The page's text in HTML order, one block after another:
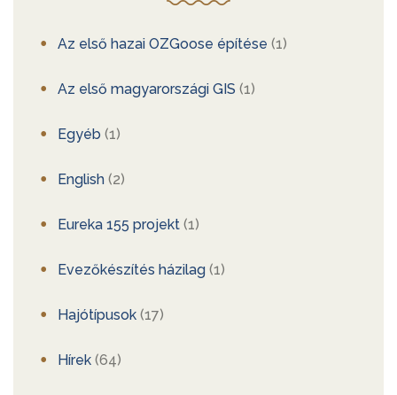
Az első hazai OZGoose építése (1)
Az első magyarországi GIS (1)
Egyéb (1)
English (2)
Eureka 155 projekt (1)
Evezőkészítés házilag (1)
Hajótípusok (17)
Hírek (64)